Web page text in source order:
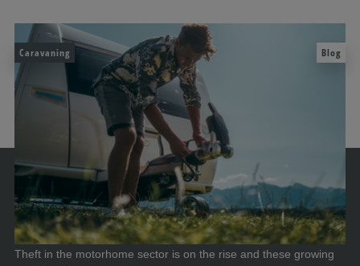
Caravaning Blog
Theft in the motorhome sector is on the rise and these growing